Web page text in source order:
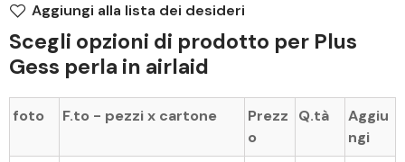
Aggiungi alla lista dei desideri
Scegli opzioni di prodotto per Plus
Gess perla in airlaid
foto F.to - pezzi x cartone
Prezz
o
Q.tà
Aggiu
ngi